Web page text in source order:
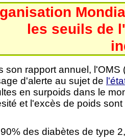
les seuils de
son rapport annuel,
d'alerte au sujet de
en surpoids dans le
et l'excès de poids
90% des diabètes de type 2,